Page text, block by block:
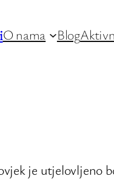
O nama Blog
je